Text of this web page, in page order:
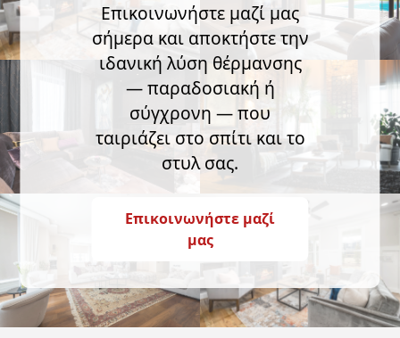
Επικοινωνήστε μαζί μας
σήμερα και αποκτήστε την
ιδανική λύση θέρμανσης
— παραδοσιακή ή
σύγχρονη — που
ταιριάζει στο σπίτι και το
στυλ σας.
Επικοινωνήστε μαζί
μας